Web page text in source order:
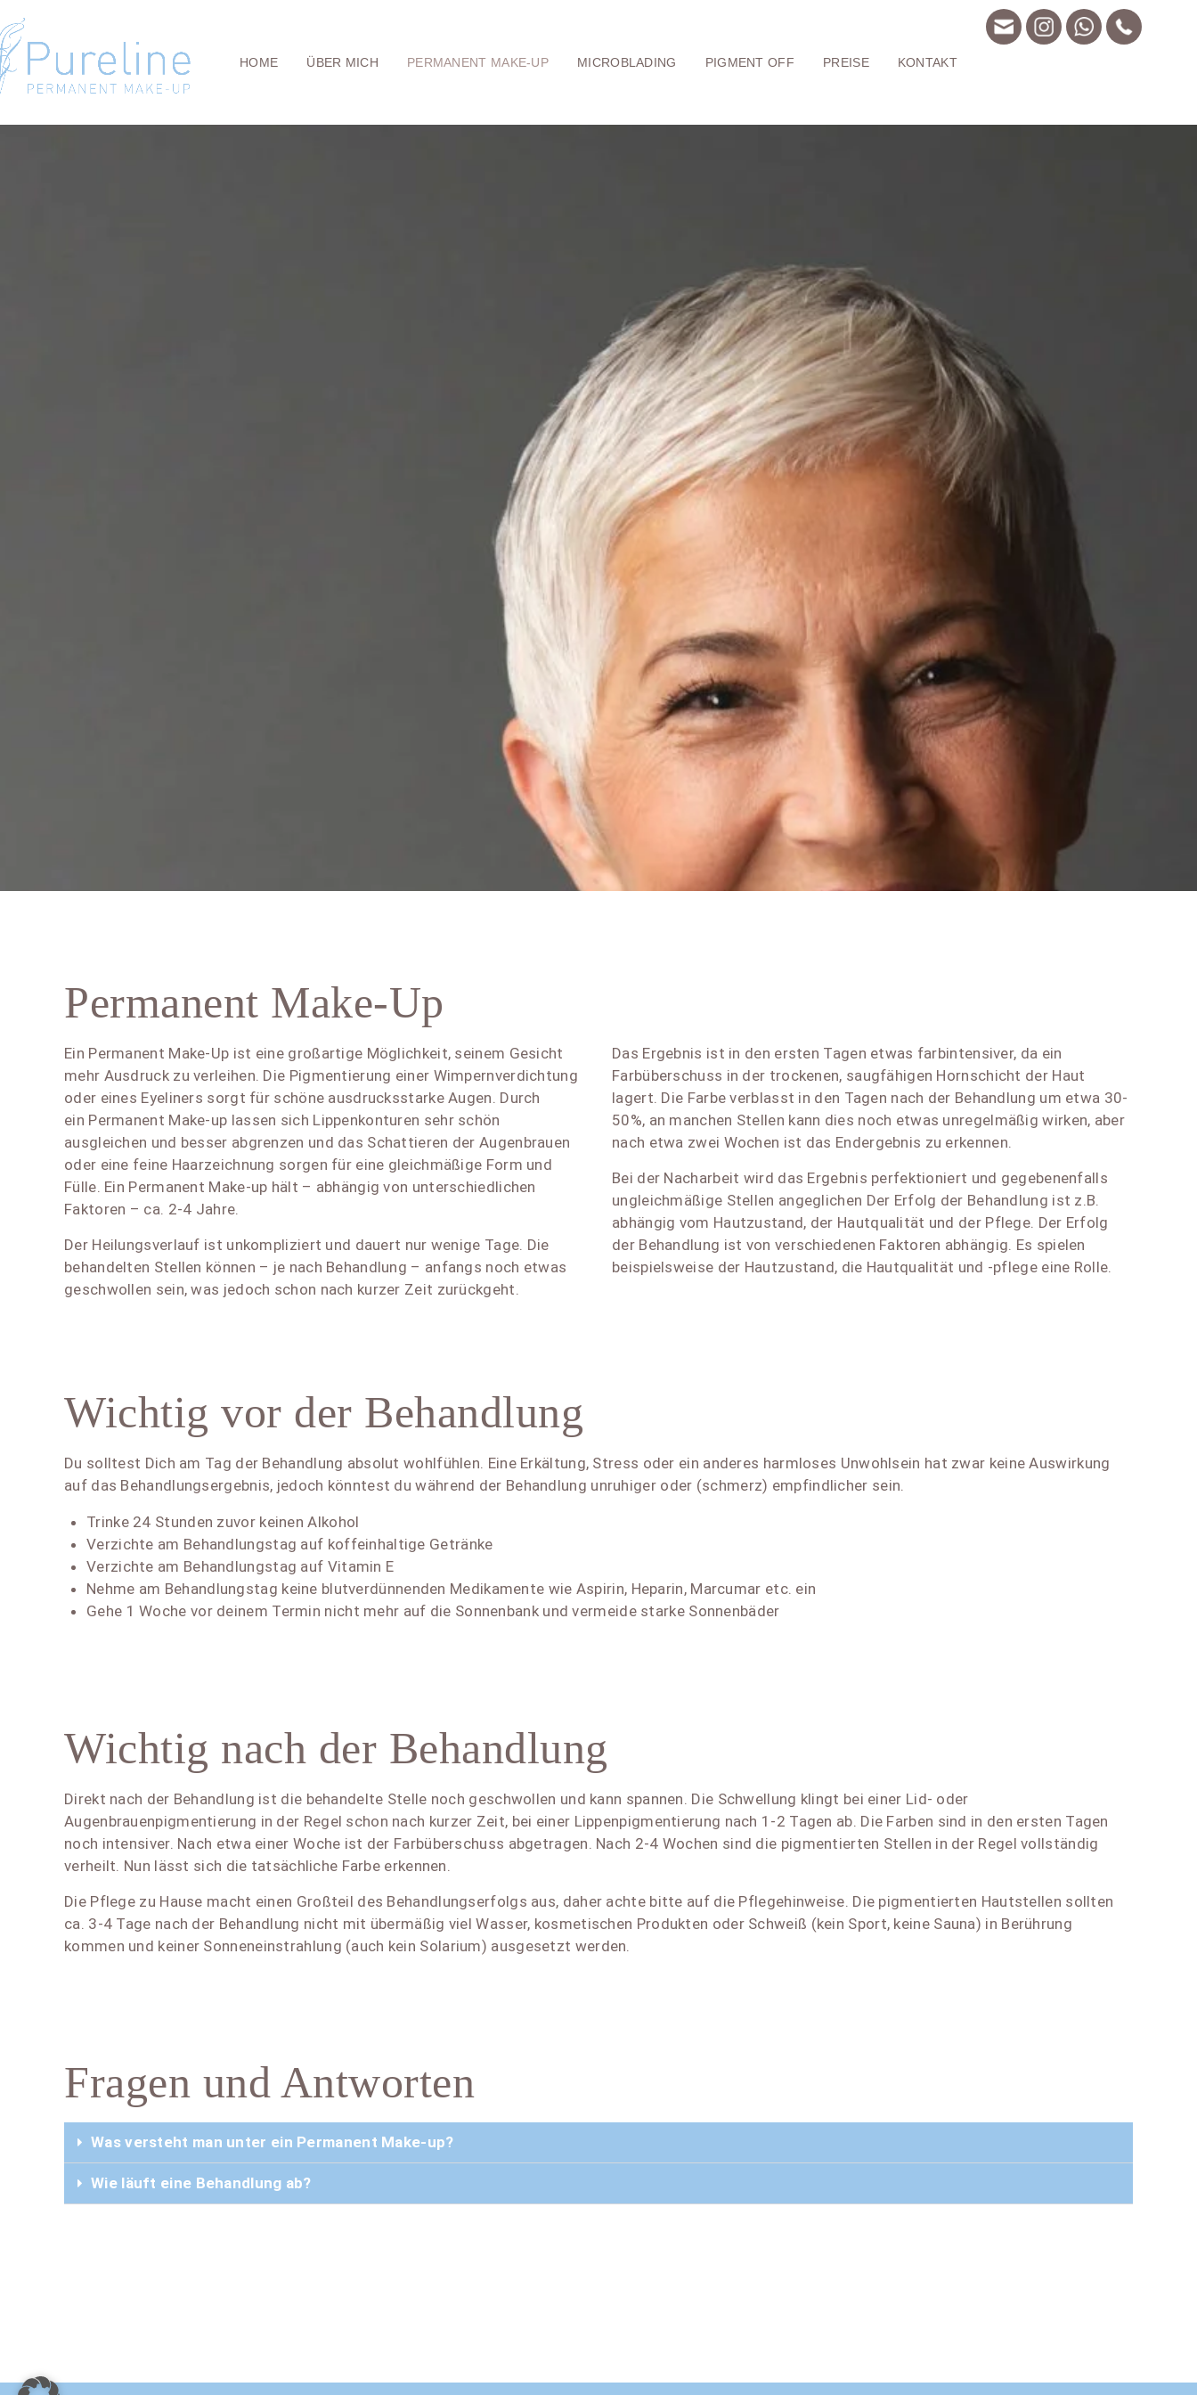
HOME ÜBER MICH PERMANENT MAKE-UP MICROBLADING PIGMENT OFF PREISE KONTAKT
Get A Quote!
Permanent Make-Up
Ein Permanent Make-Up ist eine großartige Möglichkeit, seinem Gesicht
mehr Ausdruck zu verleihen. Die Pigmentierung einer Wimpernverdichtung
oder eines Eyeliners sorgt für schöne ausdrucksstarke Augen. Durch
ein Permanent Make-up lassen sich Lippenkonturen sehr schön
ausgleichen und besser abgrenzen und das Schattieren der Augenbrauen
oder eine feine Haarzeichnung sorgen für eine gleichmäßige Form und
Fülle. Ein Permanent Make-up hält – abhängig von unterschiedlichen
Faktoren – ca. 2-4 Jahre.
Der Heilungsverlauf ist unkompliziert und dauert nur wenige Tage. Die
behandelten Stellen können – je nach Behandlung – anfangs noch etwas
geschwollen sein, was jedoch schon nach kurzer Zeit zurückgeht.
Das Ergebnis ist in den ersten Tagen etwas farbintensiver, da ein
Farbüberschuss in der trockenen, saugfähigen Hornschicht der Haut
lagert. Die Farbe verblasst in den Tagen nach der Behandlung um etwa 30-
50%, an manchen Stellen kann dies noch etwas unregelmäßig wirken, aber
nach etwa zwei Wochen ist das Endergebnis zu erkennen.
Bei der Nacharbeit wird das Ergebnis perfektioniert und gegebenenfalls
ungleichmäßige Stellen angeglichen Der Erfolg der Behandlung ist z.B.
abhängig vom Hautzustand, der Hautqualität und der Pflege. Der Erfolg
der Behandlung ist von verschiedenen Faktoren abhängig. Es spielen
beispielsweise der Hautzustand, die Hautqualität und -pflege eine Rolle.
Wichtig vor der Behandlung
Du solltest Dich am Tag der Behandlung absolut wohlfühlen. Eine Erkältung, Stress oder ein anderes harmloses Unwohlsein hat zwar keine Auswirkung
auf das Behandlungsergebnis, jedoch könntest du während der Behandlung unruhiger oder (schmerz) empfindlicher sein.
Trinke 24 Stunden zuvor keinen Alkohol
Verzichte am Behandlungstag auf koffeinhaltige Getränke
Verzichte am Behandlungstag auf Vitamin E
Nehme am Behandlungstag keine blutverdünnenden Medikamente wie Aspirin, Heparin, Marcumar etc. ein
Gehe 1 Woche vor deinem Termin nicht mehr auf die Sonnenbank und vermeide starke Sonnenbäder
Wichtig nach der Behandlung
Direkt nach der Behandlung ist die behandelte Stelle noch geschwollen und kann spannen. Die Schwellung klingt bei einer Lid- oder
Augenbrauenpigmentierung in der Regel schon nach kurzer Zeit, bei einer Lippenpigmentierung nach 1-2 Tagen ab. Die Farben sind in den ersten Tagen
noch intensiver. Nach etwa einer Woche ist der Farbüberschuss abgetragen. Nach 2-4 Wochen sind die pigmentierten Stellen in der Regel vollständig
verheilt. Nun lässt sich die tatsächliche Farbe erkennen.
Die Pflege zu Hause macht einen Großteil des Behandlungserfolgs aus, daher achte bitte auf die Pflegehinweise. Die pigmentierten Hautstellen sollten
ca. 3-4 Tage nach der Behandlung nicht mit übermäßig viel Wasser, kosmetischen Produkten oder Schweiß (kein Sport, keine Sauna) in Berührung
kommen und keiner Sonneneinstrahlung (auch kein Solarium) ausgesetzt werden.
Fragen und Antworten
Was versteht man unter ein Permanent Make-up?
Wie läuft eine Behandlung ab?